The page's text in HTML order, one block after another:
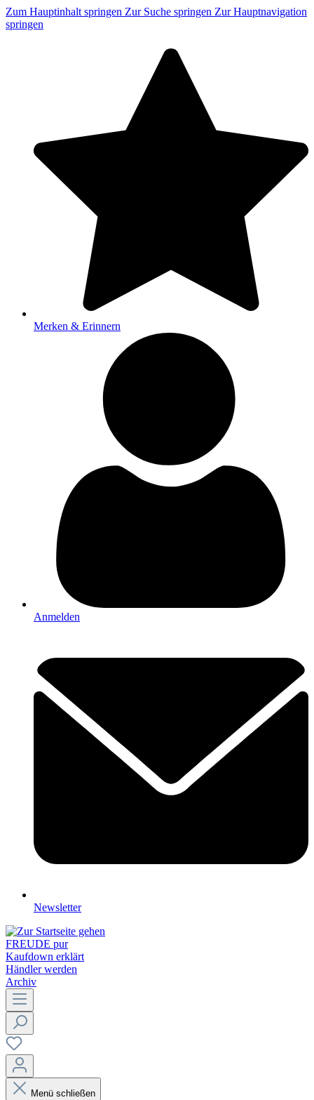
Zum Hauptinhalt springen Zur Suche springen Zur Hauptnavigation
springen
Merken & Erinnern
Anmelden
Newsletter
FREUDE pur
Kaufdown erklärt
Händler werden
Archiv
Menü schließen